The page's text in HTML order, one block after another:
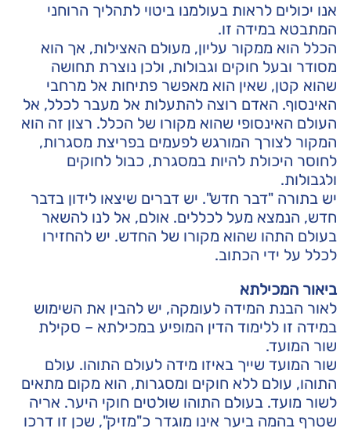
אנו יכולים לראות בעולמנו ביטוי לתהליך הרוחני
המתבטא במידה זו.
הכלל הוא ממקור עליון, מעולם האצילות, אך הוא
מסודר ובעל חוקים וגבולות, ולכן נוצרת תחושה
שהוא קטן, שאין הוא מאפשר פתיחות אל מרחבי
האינסוף. האדם רוצה להתעלות אל מעבר לכלל, אל
העולם האינסופי שהוא מקורו של הכלל. רצון זה הוא
המקור לצורך המורגש לפעמים בפריצת מסגרות,
לחוסר היכולת להיות במסגרת, כבול לחוקים
ולגבולות.
יש בתורה "דבר חדש". יש דברים שיצאו לידון בדבר
חדש, הנמצא מעל לכללים. אולם, אל לנו להשאר
בעולם התהו שהוא מקורו של החדש. יש להחזירו
לכלל על ידי הכתוב.
ביאור המכילתא
לאור הבנת המידה לעומקה, יש להבין את השימוש
במידה זו ללימוד הדין המופיע במכילתא – סקילת
שור המועד.
שור המועד שייך באיזו מידה לעולם התוהו. עולם
התוהו, עולם ללא חוקים ומסגרות, הוא מקום מתאים
לשור מועד. בעולם התוהו שולטים חוקי היער. אריה
שטרף בהמה ביער אינו מוגדר כ"מזיק", שכן זו דרכו